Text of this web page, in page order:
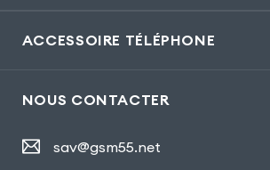
ACCESSOIRE TÉLÉPHONE
NOUS CONTACTER
sav@gsm55.net